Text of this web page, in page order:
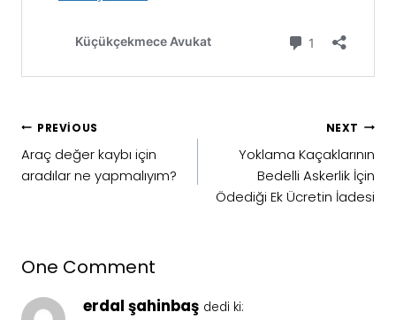
Yazı
gezinmesi
PREVIOUS
Araç değer kaybı için
aradılar ne yapmalıyım?
NEXT
Yoklama Kaçaklarının
Bedelli Askerlik İçin
Ödediği Ek Ücretin İadesi
One Comment
erdal şahinbaş dedi ki: